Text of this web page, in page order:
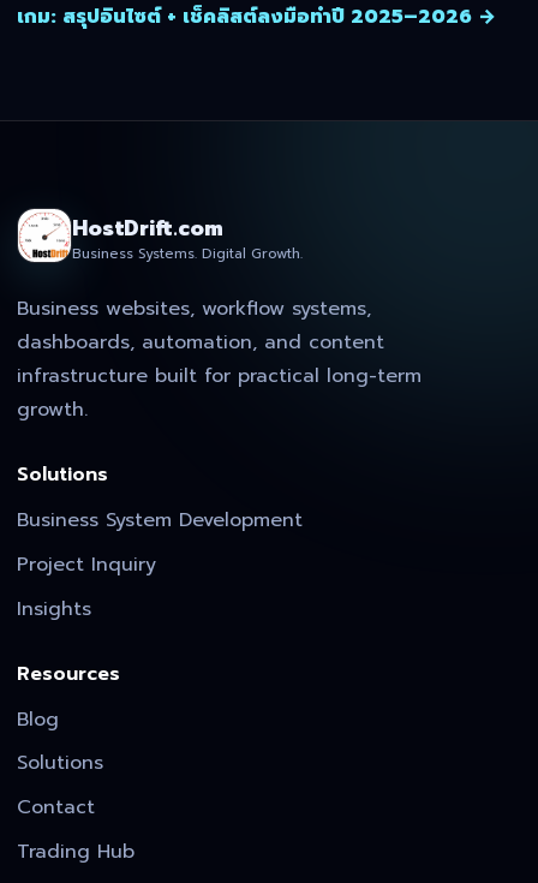
เกม: สรุปอินไซต์ + เช็คลิสต์ลงมือทำปี 2025–2026 →
HostDrift.com
Business Systems. Digital Growth.
Business websites, workflow systems,
dashboards, automation, and content
infrastructure built for practical long-term
growth.
Solutions
Business System Development
Project Inquiry
Insights
Resources
Blog
Solutions
Contact
Trading Hub